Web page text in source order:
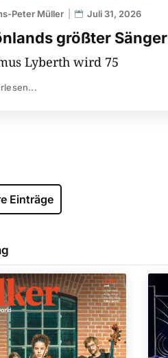
größter Sänger
Peter Müller Juli 31, 2026
Lyberth wird 75
Einträge